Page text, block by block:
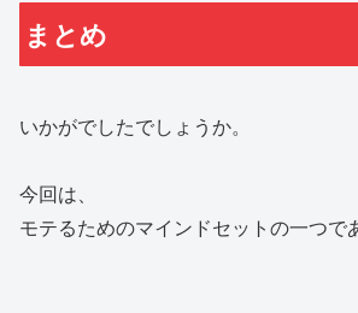
まとめ
いかがでしたでしょうか。
今回は、
モテるためのマインドセットの一つで